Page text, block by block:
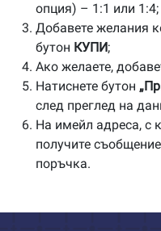
опция) – 1:1 или 1:4;
Добавете желания
бутон КУПИ;
Ако желаете,
Натиснете бутон
след преглед на
На имейл адреса, с
получите
поръчка.